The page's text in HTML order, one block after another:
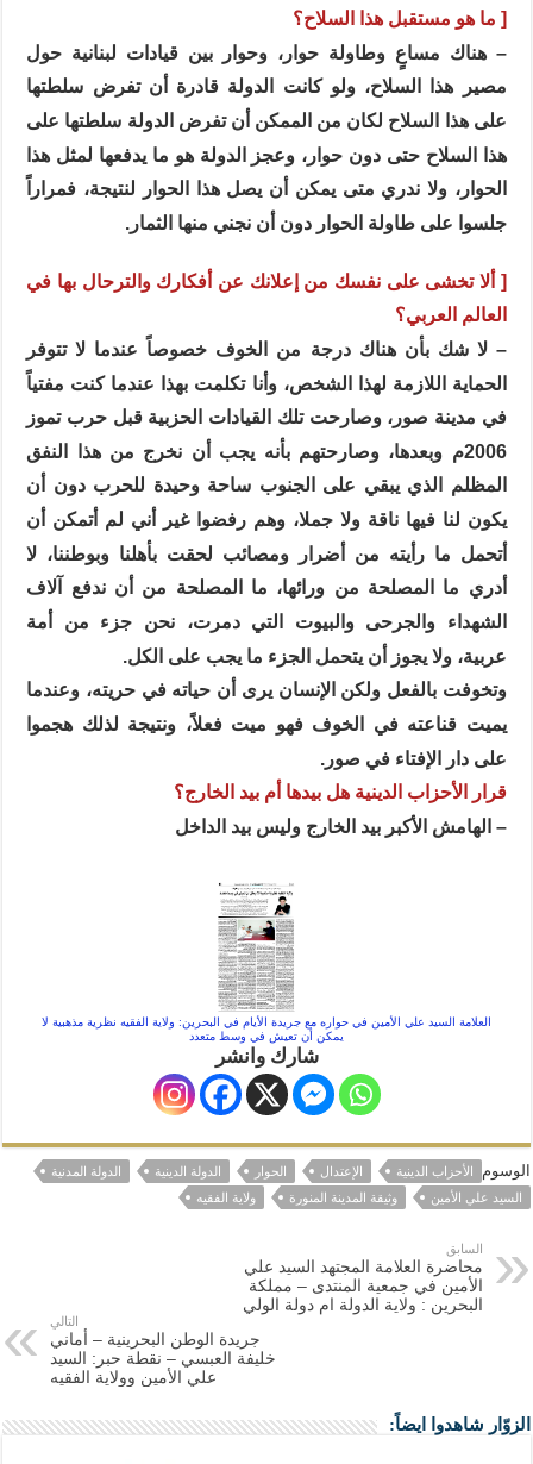
[ ما هو مستقبل هذا السلاح؟
– هناك مساعٍ وطاولة حوار، وحوار بين قيادات لبنانية حول
مصير هذا السلاح، ولو كانت الدولة قادرة أن تفرض سلطتها
على هذا السلاح لكان من الممكن أن تفرض الدولة سلطتها على
هذا السلاح حتى دون حوار، وعجز الدولة هو ما يدفعها لمثل هذا
الحوار، ولا ندري متى يمكن أن يصل هذا الحوار لنتيجة، فمراراً
جلسوا على طاولة الحوار دون أن نجني منها الثمار.
[ ألا تخشى على نفسك من إعلانك عن أفكارك والترحال بها في
العالم العربي؟
– لا شك بأن هناك درجة من الخوف خصوصاً عندما لا تتوفر
الحماية اللازمة لهذا الشخص، وأنا تكلمت بهذا عندما كنت مفتياً
في مدينة صور، وصارحت تلك القيادات الحزبية قبل حرب تموز
2006م وبعدها، وصارحتهم بأنه يجب أن نخرج من هذا النفق
المظلم الذي يبقي على الجنوب ساحة وحيدة للحرب دون أن
يكون لنا فيها ناقة ولا جملا، وهم رفضوا غير أني لم أتمكن أن
أتحمل ما رأيته من أضرار ومصائب لحقت بأهلنا وبوطننا، لا
أدري ما المصلحة من ورائها، ما المصلحة من أن ندفع آلاف
الشهداء والجرحى والبيوت التي دمرت، نحن جزء من أمة
عربية، ولا يجوز أن يتحمل الجزء ما يجب على الكل.
وتخوفت بالفعل ولكن الإنسان يرى أن حياته في حريته، وعندما
يميت قناعته في الخوف فهو ميت فعلاً، ونتيجة لذلك هجموا
على دار الإفتاء في صور.
قرار الأحزاب الدينية هل بيدها أم بيد الخارج؟
– الهامش الأكبر بيد الخارج وليس بيد الداخل
العلامة السيد علي الأمين في حواره مع جريدة الأيام في البحرين: ولاية الفقيه نظرية مذهبية لا
يمكن أن تعيش في وسط متعدد
شارك وانشر
الوسوم الأحزاب الدينية الإعتدال الحوار الدولة الدينية
الدولة المدنية
السيد علي الأمين
وثيقة المدينة المنورة ولاية الفقيه
السابق
محاضرة العلامة المجتهد السيد علي
الأمين في جمعية المنتدى – مملكة
البحرين : ولاية الدولة ام دولة الولي
التالي
جريدة الوطن البحرينية – أماني
خليفة العبسي – نقطة حبر: السيد
علي الأمين وولاية الفقيه
الزوّار شاهدوا ايضاً: